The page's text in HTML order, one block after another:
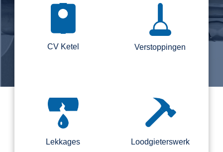
CV Ketel Verstoppingen
Lekkages Loodgieterswerk